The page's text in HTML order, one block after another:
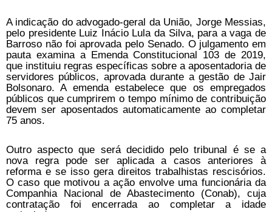
A indicação do advogado-geral da União, Jorge Messias,
pelo presidente Luiz Inácio Lula da Silva, para a vaga de
Barroso não foi aprovada pelo Senado. O julgamento em
pauta examina a Emenda Constitucional 103 de 2019,
que instituiu regras específicas sobre a aposentadoria de
servidores públicos, aprovada durante a gestão de Jair
Bolsonaro. A emenda estabelece que os empregados
públicos que cumprirem o tempo mínimo de contribuição
devem ser aposentados automaticamente ao completar
75 anos.
Outro aspecto que será decidido pelo tribunal é se a
nova regra pode ser aplicada a casos anteriores à
reforma e se isso gera direitos trabalhistas rescisórios.
O caso que motivou a ação envolve uma funcionária da
Companhia Nacional de Abastecimento (Conab), cuja
contratação foi encerrada ao completar a idade